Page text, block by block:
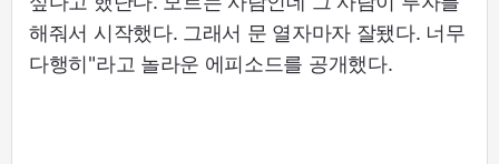
해줘서 시작했다. 그래서 문 열자마자 잘됐다. 너무
다행히"라고 놀라운 에피소드를 공개했다.